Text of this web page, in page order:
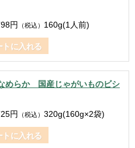
円 （税込） 160g(1人前)
トに入れる
めらか 国産じゃがいものビシ
円 （税込） 320g(160g×2袋)
トに入れる